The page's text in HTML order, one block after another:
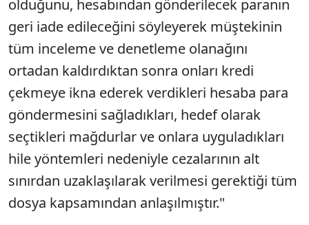
olduğunu, hesabından gönderilecek paranın
geri iade edileceğini söyleyerek müştekinin
tüm inceleme ve denetleme olanağını
ortadan kaldırdıktan sonra onları kredi
çekmeye ikna ederek verdikleri hesaba para
göndermesini sağladıkları, hedef olarak
seçtikleri mağdurlar ve onlara uyguladıkları
hile yöntemleri nedeniyle cezalarının alt
sınırdan uzaklaşılarak verilmesi gerektiği tüm
dosya kapsamından anlaşılmıştır."